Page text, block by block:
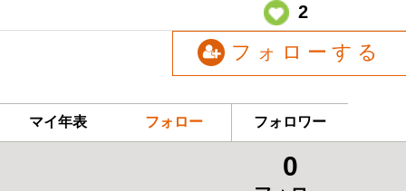
2
フォローする
マイ年表 フォロー フォロワー
0